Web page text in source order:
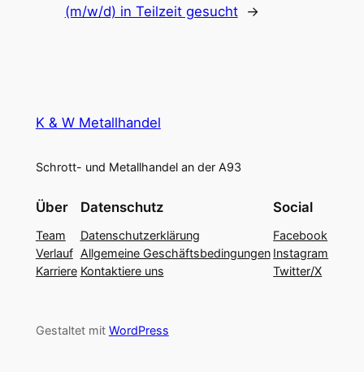
(m/w/d) in Teilzeit gesucht
→
K & W Metallhandel
Schrott- und Metallhandel an der A93
Über
Team
Verlauf
Karriere
Datenschutz
Datenschutzerklärung
Allgemeine Geschäftsbedingungen
Kontaktiere uns
Social
Facebook
Instagram
Twitter/X
Gestaltet mit WordPress